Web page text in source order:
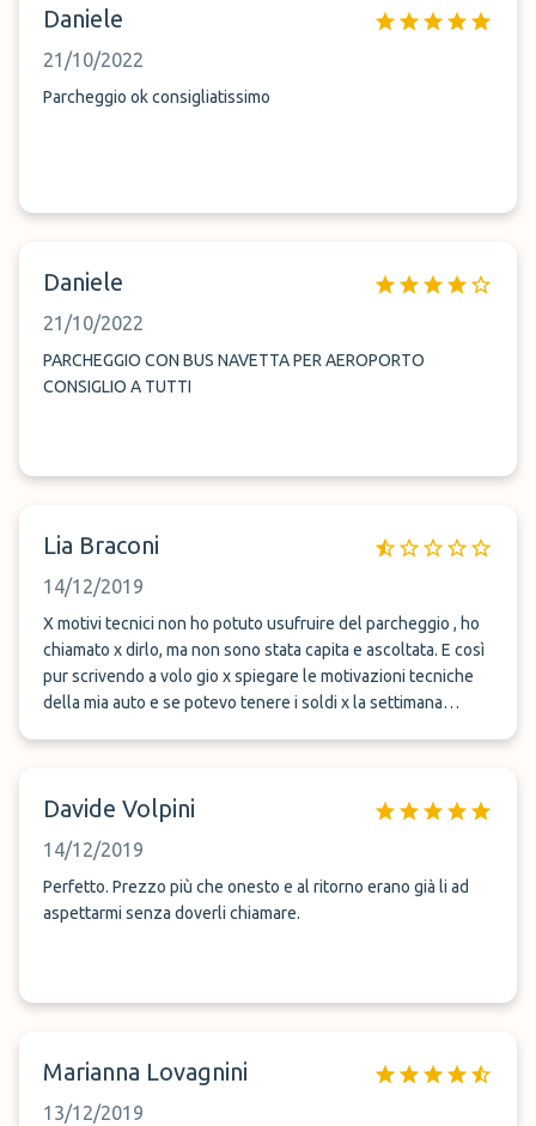
Daniele
21/10/2022
Parcheggio ok consigliatissimo
Daniele
21/10/2022
PARCHEGGIO CON BUS NAVETTA PER AEROPORTO
CONSIGLIO A TUTTI
Lia Braconi
14/12/2019
X motivi tecnici non ho potuto usufruire del parcheggio , ho
chiamato x dirlo, ma non sono stata capita e ascoltata. E così
pur scrivendo a volo gio x spiegare le motivazioni tecniche
della mia auto e se potevo tenere i soldi x la settimana
più da voi
Davide Volpini
14/12/2019
Perfetto. Prezzo più che onesto e al ritorno erano già li ad
aspettarmi senza doverli chiamare.
Marianna Lovagnini
13/12/2019